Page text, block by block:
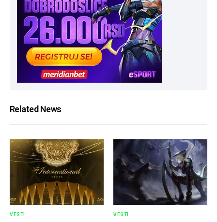
Related News
VESTI VESTI